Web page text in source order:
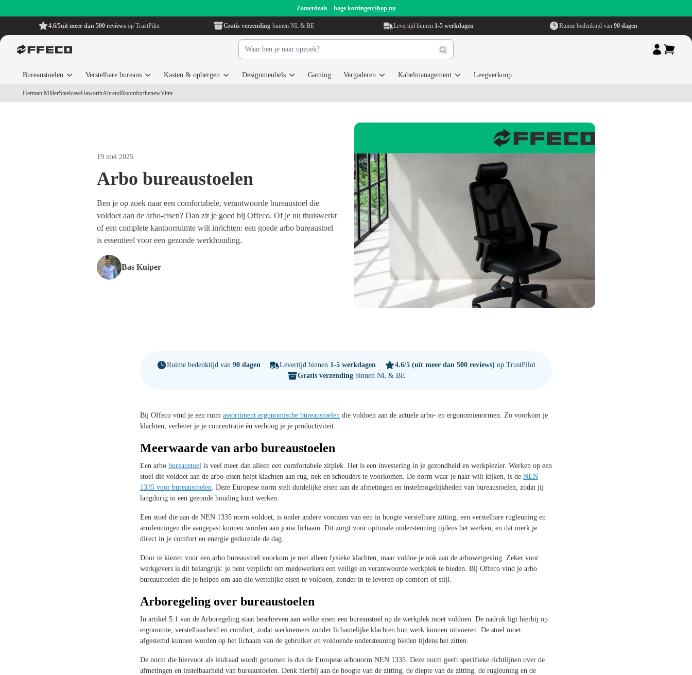
Zomerdeals – hoge kortingenShop nu
4.6/5uit meer dan 500 reviews op TrustPilot Gratis verzending binnen NL & BE Levertijd binnen 1-5 werkdagen Ruime bedenktijd van 90 dagen
Bureaustoelen Verstelbare bureaus Kasten & opbergen Designmeubels Gaming Vergaderen Kabelmanagement Leegverkoop
Herman MillerSteelcaseHaworthAhrendRoomforthenewVitra
19 mei 2025
Arbo bureaustoelen
Ben je op zoek naar een comfortabele, verantwoorde bureaustoel die
voldoet aan de arbo-eisen? Dan zit je goed bij Offeco. Of je nu thuiswerkt
of een complete kantoorruimte wilt inrichten: een goede arbo bureaustoel
is essentieel voor een gezonde werkhouding.
Bas Kuiper
Ruime bedenktijd van90 dagen Levertijd binnen 1-5 werkdagen 4.6/5(uit meer dan 500 reviews) op TrustPilot
Gratis verzending binnen NL & BE
Bij Offeco vind je een ruim assortiment ergonomische bureaustoelen die voldoen aan de actuele arbo- en ergonomienormen. Zo voorkom je
klachten, verbeter je je concentratie én verhoog je je productiviteit.
Meerwaarde van arbo bureaustoelen
Een arbo bureaustoel is veel meer dan alleen een comfortabele zitplek. Het is een investering in je gezondheid en werkplezier. Werken op een
stoel die voldoet aan de arbo-eisen helpt klachten aan rug, nek en schouders te voorkomen. De norm waar je naar wilt kijken, is de NEN
1335 voor bureaustoelen. Deze Europese norm stelt duidelijke eisen aan de afmetingen en instelmogelijkheden van bureaustoelen, zodat jij
langdurig in een gezonde houding kunt werken.
Een stoel die aan de NEN 1335 norm voldoet, is onder andere voorzien van een in hoogte verstelbare zitting, een verstelbare rugleuning en
armleuningen die aangepast kunnen worden aan jouw lichaam. Dit zorgt voor optimale ondersteuning tijdens het werken, en dat merk je
direct in je comfort en energie gedurende de dag.
Door te kiezen voor een arbo bureaustoel voorkom je niet alleen fysieke klachten, maar voldoe je ook aan de arbowetgeving. Zeker voor
werkgevers is dit belangrijk: je bent verplicht om medewerkers een veilige en verantwoorde werkplek te bieden. Bij Offeco vind je arbo
bureaustoelen die je helpen om aan die wettelijke eisen te voldoen, zonder in te leveren op comfort of stijl.
Arboregeling over bureaustoelen
In artikel 5.1 van de Arboregeling staat beschreven aan welke eisen een bureaustoel op de werkplek moet voldoen. De nadruk ligt hierbij op
ergonomie, verstelbaarheid en comfort, zodat werknemers zonder lichamelijke klachten hun werk kunnen uitvoeren. De stoel moet
afgestemd kunnen worden op het lichaam van de gebruiker en voldoende ondersteuning bieden tijdens het zitten.
De norm die hiervoor als leidraad wordt genomen is dus de Europese arbonorm NEN 1335. Deze norm geeft specifieke richtlijnen over de
afmetingen en instelbaarheid van bureaustoelen. Denk hierbij aan de hoogte van de zitting, de diepte van de zitting, de rugleuning en de